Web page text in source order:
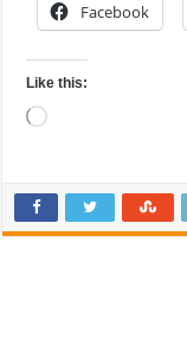
Facebook
Like this:
Loading…